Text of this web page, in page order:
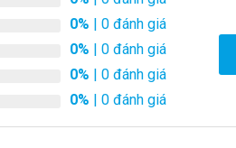
0% | 0 đánh giá
0% | 0 đánh giá
0% | 0 đánh giá
0% | 0 đánh giá